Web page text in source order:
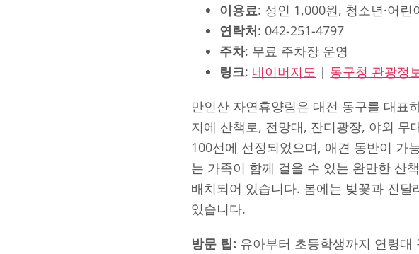
이용료: 성인 1,000원, 청소년·어린
연락처: 042-251-4797
주차: 무료 주차장 운영
링크: 네이버지도 | 동구청 관광정
만인산 자연휴양림은 대전 동구를 대표
지에 산책로, 전망대, 잔디광장, 야외 무
100선에 선정되었으며, 애견 동반이 가
는 가족이 함께 걸을 수 있는 완만한 산
배치되어 있습니다. 봄에는 벚꽃과 진
있습니다.
방문 팁: 유아부터 초등학생까지 연령